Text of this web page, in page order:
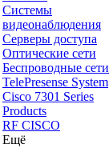
Системы
видеонаблюдения
Серверы доступа
Оптические сети
Беспроводные сети
TelePresense System
Cisco 7301 Series
Products
RF CISCO
Ещё